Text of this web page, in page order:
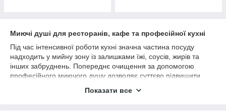
Миючі душі для ресторанів, кафе та професійної кухні
Під час інтенсивної роботи кухні значна частина посуду
надходить у мийну зону із залишками їжі, соусів, жирів та
інших забруднень. Попереднє очищення за допомогою
професійного миючого душу дозволяє суттєво підвищити
витрати мийних засобів.
Показати все